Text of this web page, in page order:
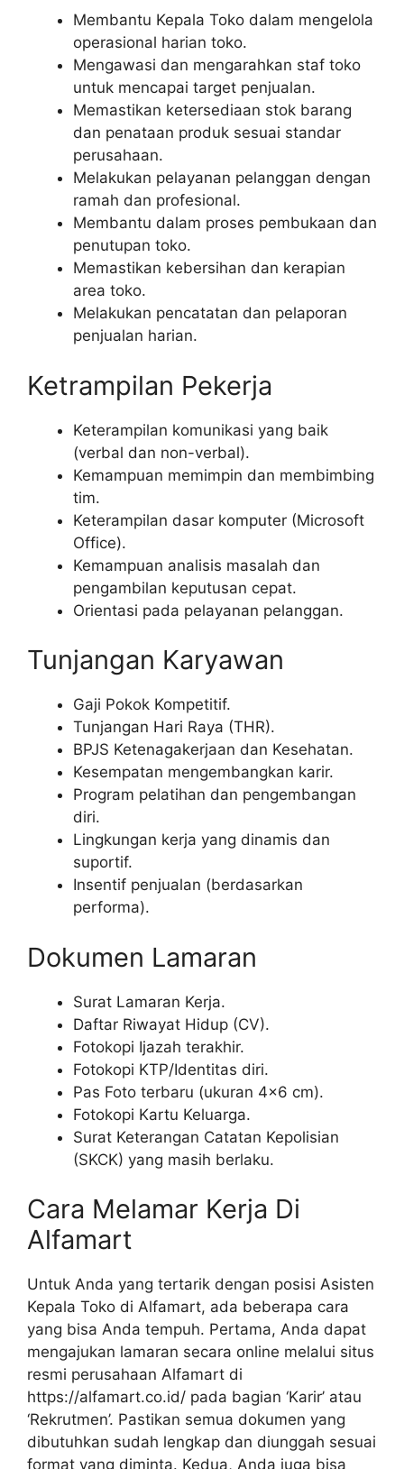
Membantu Kepala Toko dalam mengelola
operasional harian toko.
Mengawasi dan mengarahkan staf toko
untuk mencapai target penjualan.
Memastikan ketersediaan stok barang
dan penataan produk sesuai standar
perusahaan.
Melakukan pelayanan pelanggan dengan
ramah dan profesional.
Membantu dalam proses pembukaan dan
penutupan toko.
Memastikan kebersihan dan kerapian
area toko.
Melakukan pencatatan dan pelaporan
penjualan harian.
Ketrampilan Pekerja
Keterampilan komunikasi yang baik
(verbal dan non-verbal).
Kemampuan memimpin dan membimbing
tim.
Keterampilan dasar komputer (Microsoft
Office).
Kemampuan analisis masalah dan
pengambilan keputusan cepat.
Orientasi pada pelayanan pelanggan.
Tunjangan Karyawan
Gaji Pokok Kompetitif.
Tunjangan Hari Raya (THR).
BPJS Ketenagakerjaan dan Kesehatan.
Kesempatan mengembangkan karir.
Program pelatihan dan pengembangan
diri.
Lingkungan kerja yang dinamis dan
suportif.
Insentif penjualan (berdasarkan
performa).
Dokumen Lamaran
Surat Lamaran Kerja.
Daftar Riwayat Hidup (CV).
Fotokopi Ijazah terakhir.
Fotokopi KTP/Identitas diri.
Pas Foto terbaru (ukuran 4×6 cm).
Fotokopi Kartu Keluarga.
Surat Keterangan Catatan Kepolisian
(SKCK) yang masih berlaku.
Cara Melamar Kerja Di
Alfamart
Untuk Anda yang tertarik dengan posisi Asisten
Kepala Toko di Alfamart, ada beberapa cara
yang bisa Anda tempuh. Pertama, Anda dapat
mengajukan lamaran secara online melalui situs
resmi perusahaan Alfamart di
https://alfamart.co.id/ pada bagian ‘Karir’ atau
‘Rekrutmen’. Pastikan semua dokumen yang
dibutuhkan sudah lengkap dan diunggah sesuai
format yang diminta. Kedua, Anda juga bisa